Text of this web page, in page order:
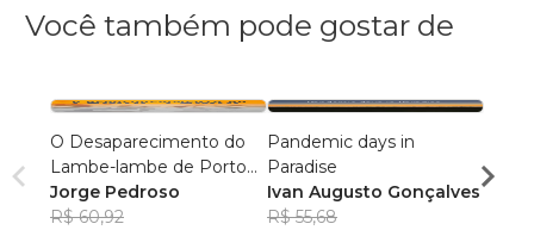
Você também pode gostar de
O Desaparecimento do
Lambe-lambe de Porto
Alegre
Jorge Pedroso
R$ 60,92
Pandemic days in
Paradise
Ivan Augusto Gonçalves
R$ 55,68